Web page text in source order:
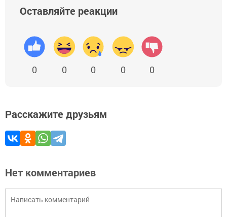
Оставляйте реакции
0 0 0 0 0
Расскажите друзьям
Нет комментариев